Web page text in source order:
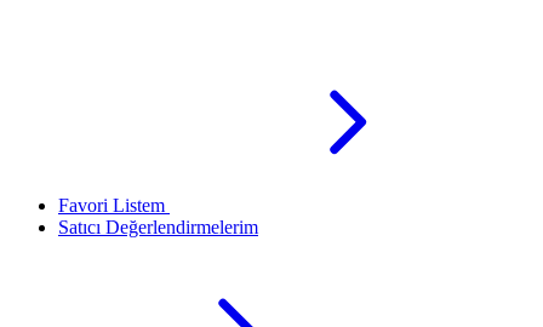
Favori Listem
Satıcı Değerlendirmelerim